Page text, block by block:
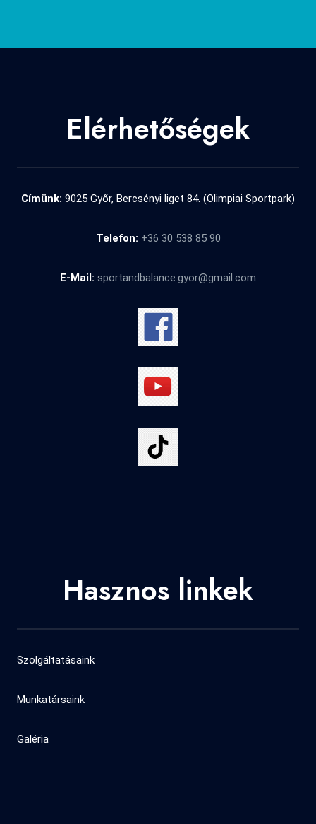
Elérhetőségek
Címünk: 9025 Győr, Bercsényi liget 84. (Olimpiai Sportpark)
Telefon: +36 30 538 85 90
E-Mail: sportandbalance.gyor@gmail.com
Hasznos linkek
Szolgáltatásaink
Munkatársaink
Galéria